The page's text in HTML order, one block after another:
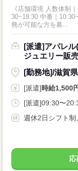
《店舗環境 人数体制
30~18:30 中番｜
務が可能な方を募...
[派遣]アパレ
ジュエリー販
[勤務地]/滋賀
[派遣]時給1,500
[派遣]09:30〜
週休2日シフト制
応